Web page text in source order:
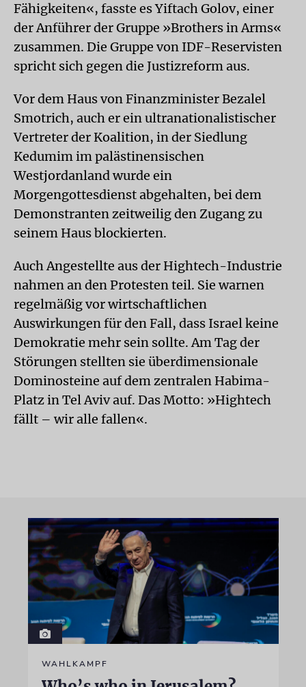
Fähigkeiten«, fasste es Yiftach Golov, einer
der Anführer der Gruppe »Brothers in Arms«
zusammen. Die Gruppe von IDF-Reservisten
spricht sich gegen die Justizreform aus.
Vor dem Haus von Finanzminister Bezalel
Smotrich, auch er ein ultranationalistischer
Vertreter der Koalition, in der Siedlung
Kedumim im palästinensischen
Westjordanland wurde ein
Morgengottesdienst abgehalten, bei dem
Demonstranten zeitweilig den Zugang zu
seinem Haus blockierten.
Auch Angestellte aus der Hightech-Industrie
nahmen an den Protesten teil. Sie warnen
regelmäßig vor wirtschaftlichen
Auswirkungen für den Fall, dass Israel keine
Demokratie mehr sein sollte. Am Tag der
Störungen stellten sie überdimensionale
Dominosteine auf dem zentralen Habima-
Platz in Tel Aviv auf. Das Motto: »Hightech
fällt – wir alle fallen«.
WAHLKAMPF